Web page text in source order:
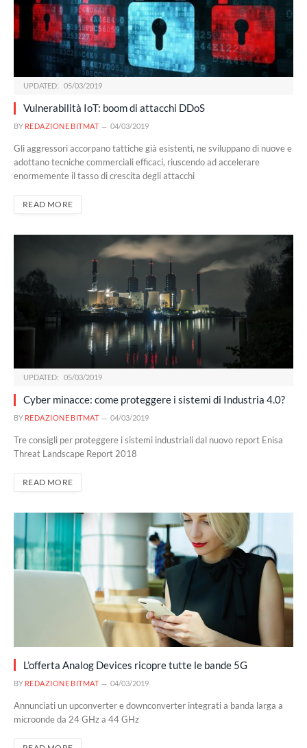
UPDATED: 05/03/2019
Vulnerabilità IoT: boom di attacchi DDoS
BY REDAZIONE BITMAT 04/03/2019
Gli aggressori accorpano tattiche già esistenti, ne sviluppano di nuove e
adottano tecniche commerciali efficaci, riuscendo ad accelerare
enormemente il tasso di crescita degli attacchi
READ MORE
UPDATED: 05/03/2019
Cyber minacce: come proteggere i sistemi di Industria 4.0?
BY REDAZIONE BITMAT 04/03/2019
Tre consigli per proteggere i sistemi industriali dal nuovo report Enisa
Threat Landscape Report 2018
READ MORE
L’offerta Analog Devices ricopre tutte le bande 5G
BY REDAZIONE BITMAT 04/03/2019
Annunciati un upconverter e downconverter integrati a banda larga a
microonde da 24 GHz a 44 GHz